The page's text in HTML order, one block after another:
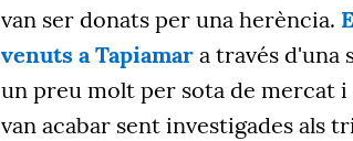
van ser donats per una herència.
venuts a Tapiamar a través d'una
un preu molt per sota de mercat
van acabar sent investigades als